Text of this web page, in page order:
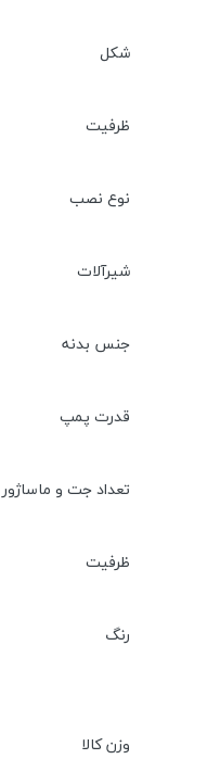
شکل
ظرفیت
نوع نصب
شیرآلات
جنس بدنه
قدرت پمپ
تعداد جت و ماساژور
ظرفیت
رنگ
وزن کالا